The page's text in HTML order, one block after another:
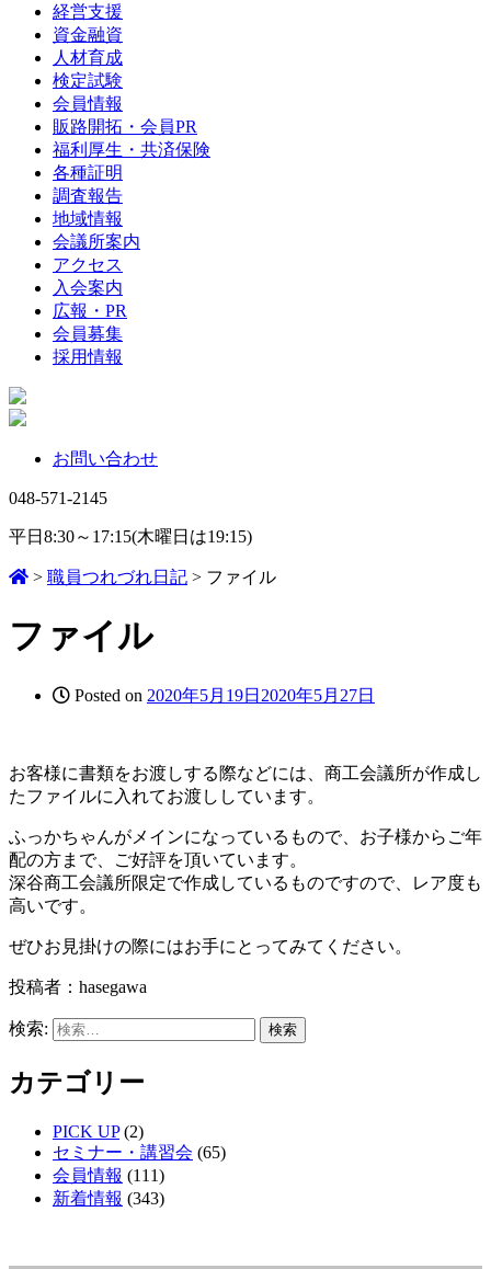
経営支援
資金融資
人材育成
検定試験
会員情報
販路開拓・会員PR
福利厚生・共済保険
各種証明
調査報告
地域情報
会議所案内
アクセス
入会案内
広報・PR
会員募集
採用情報
お問い合わせ
048-571-2145
平日8:30～17:15(木曜日は19:15)
> 職員つれづれ日記 > ファイル
ファイル
Posted on 2020年5月19日 2020年5月27日
お客様に書類をお渡しする際などには、商工会議所が作成し
たファイルに入れてお渡ししています。
ふっかちゃんがメインになっているもので、お子様からご年
配の方まで、ご好評を頂いています。
深谷商工会議所限定で作成しているものですので、レア度も
高いです。
ぜひお見掛けの際にはお手にとってみてください。
投稿者：hasegawa
検索:
カテゴリー
PICK UP(2)
セミナー・講習会 (65)
会員情報 (111)
新着情報 (343)